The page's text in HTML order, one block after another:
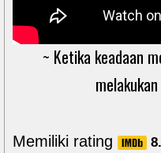
~ Ketika keadaan
Memiliki rating